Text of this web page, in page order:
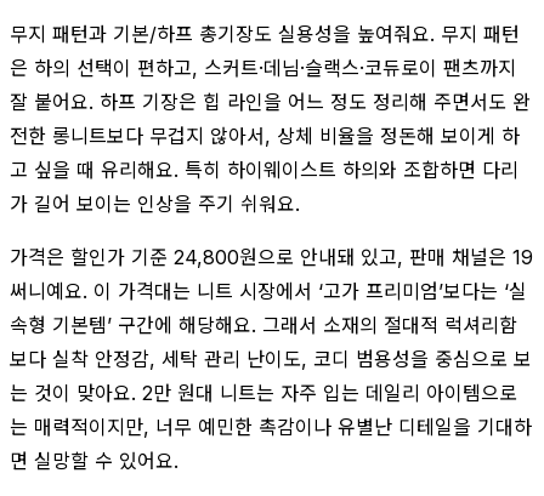
무지 패턴과 기본/하프 총기장도 실용성을 높여줘요. 무지 패턴
은 하의 선택이 편하고, 스커트·데님·슬랙스·코듀로이 팬츠까지
잘 붙어요. 하프 기장은 힙 라인을 어느 정도 정리해 주면서도 완
전한 롱니트보다 무겁지 않아서, 상체 비율을 정돈해 보이게 하
고 싶을 때 유리해요. 특히 하이웨이스트 하의와 조합하면 다리
가 길어 보이는 인상을 주기 쉬워요.
가격은 할인가 기준 24,800원으로 안내돼 있고, 판매 채널은 19
써니예요. 이 가격대는 니트 시장에서 ‘고가 프리미엄’보다는 ‘실
속형 기본템’ 구간에 해당해요. 그래서 소재의 절대적 럭셔리함
보다 실착 안정감, 세탁 관리 난이도, 코디 범용성을 중심으로 보
는 것이 맞아요. 2만 원대 니트는 자주 입는 데일리 아이템으로
는 매력적이지만, 너무 예민한 촉감이나 유별난 디테일을 기대하
면 실망할 수 있어요.